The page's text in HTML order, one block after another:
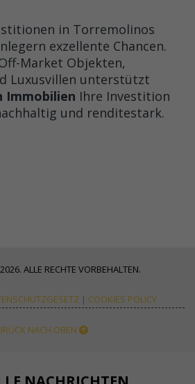
in Torremolinos
exzellente Chancen.
Market Objekten,
Luxusvillen unterstützt
Immobilien Ihre Investition
und renditestark.
ALLE RECHTE VORBEHALTEN.
| COOKIES POLICY
NACH OBEN